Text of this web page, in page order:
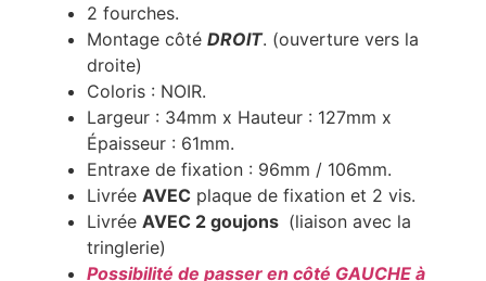
2 fourches.
Montage côté DROIT. (ouverture vers la
droite)
Coloris : NOIR.
Largeur : 34mm x Hauteur : 127mm x
Épaisseur : 61mm.
Entraxe de fixation : 96mm / 106mm.
Livrée AVEC plaque de fixation et 2 vis.
Livrée AVEC 2 goujons (liaison avec la
tringlerie)
Possibilité de passer en côté GAUCHE à